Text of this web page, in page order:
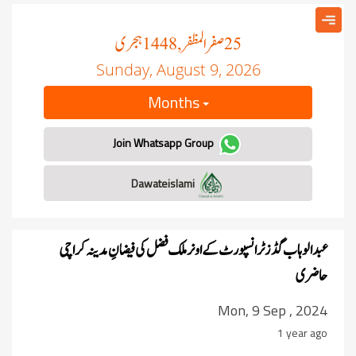
25صفر المظفر, 1448 ہجری
Sunday, August 9, 2026
Months
Join Whatsapp Group
عبد الوہاب گڈز ٹرانسپورٹ کے اونر ملک فضل کی فیضانِ مدینہ کراچی
حاضری
Mon, 9 Sep , 2024
1 year ago